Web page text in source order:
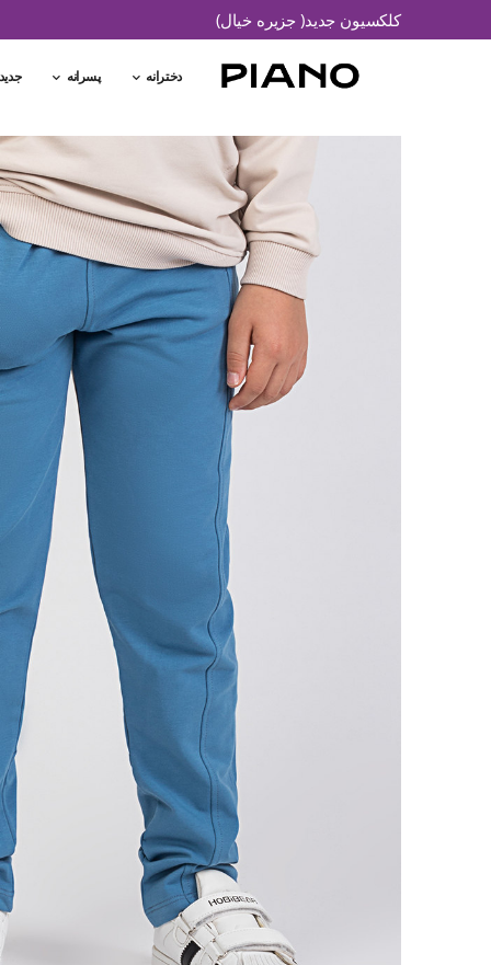
کلکسیون جدید( جزیره خیال)
دخترانه پسرانه